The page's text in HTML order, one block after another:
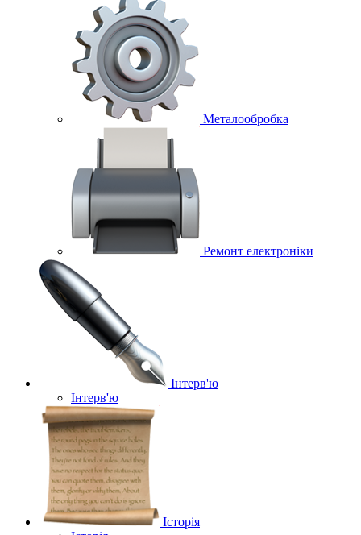
Металообробка
Ремонт електроніки
Інтерв'ю
Інтерв'ю
Історія